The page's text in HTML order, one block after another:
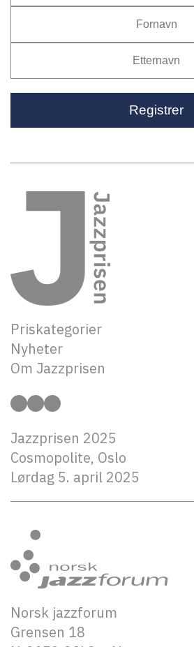
Priskategorier
Nyheter
Om Jazzprisen
InstagramFacebook Twitter
Jazzprisen 2025
Cosmopolite, Oslo
Lørdag 5. april 2025
Norsk jazzforum
Grensen 18